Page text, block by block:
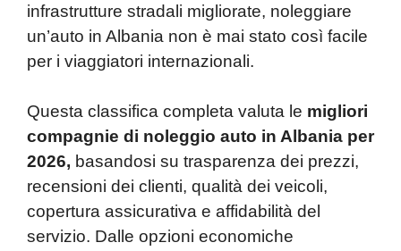
infrastrutture stradali migliorate, noleggiare
un’auto in Albania non è mai stato così facile
per i viaggiatori internazionali.
Questa classifica completa valuta le migliori
compagnie di noleggio auto in Albania per
2026, basandosi su trasparenza dei prezzi,
recensioni dei clienti, qualità dei veicoli,
copertura assicurativa e affidabilità del
servizio. Dalle opzioni economiche